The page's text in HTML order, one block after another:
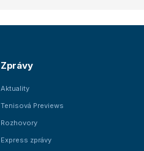
Zprávy
Aktuality
Tenisová Previews
Rozhovory
Express zprávy